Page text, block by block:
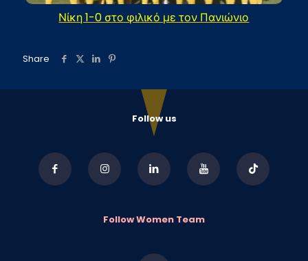
Νίκη 1-0 στο φιλικό με τον Πανιώνιο
Share
Follow us
Follow Women Team